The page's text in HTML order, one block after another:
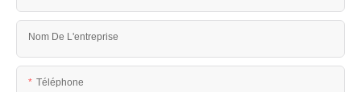
Nom De L'entreprise
Téléphone